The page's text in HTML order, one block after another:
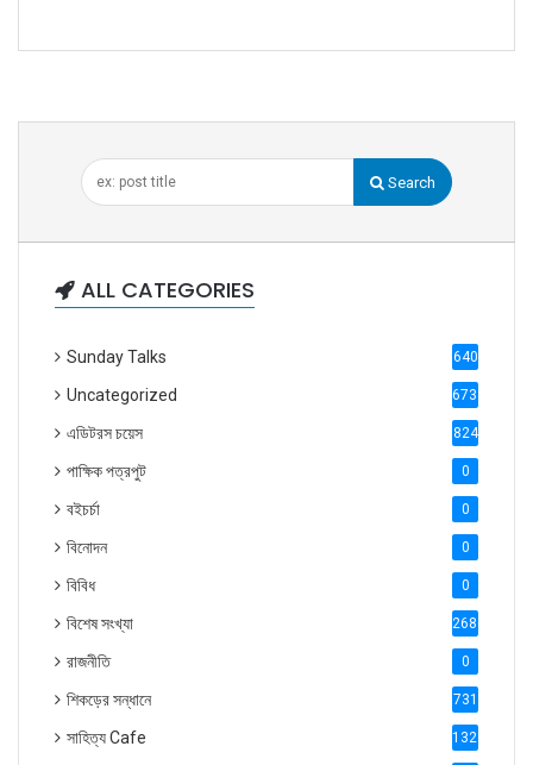
Search
ALL CATEGORIES
Sunday Talks 640
Uncategorized 6738
এডিটরস চয়েস 824
পাক্ষিক পত্রপুট 0
বইচর্চা 0
বিনোদন 0
বিবিধ 0
বিশেষ সংখ্যা 2686
রাজনীতি 0
শিকড়ের সন্ধানে 731
সাহিত্য Cafe 1321